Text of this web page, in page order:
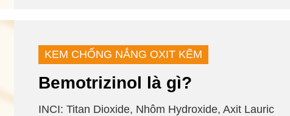
KEM CHỐNG NẮNG OXIT KẼM
Bemotrizinol là gì?
INCI: Titan Dioxide, Nhôm Hydroxide, Axit Lauric